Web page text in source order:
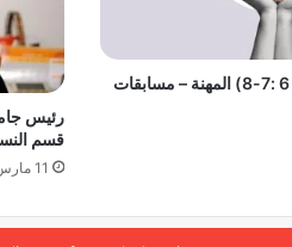
آية وسؤال 41 (افسس 6 :7-8) المهنة – مسابقات
رئيس
قسم
11 مارس، 2016